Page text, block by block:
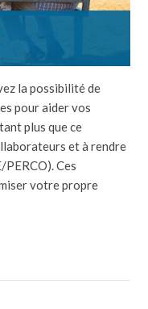
la possibilité de
pour aider vos
plus que ce
et à rendre
Ces
votre propre